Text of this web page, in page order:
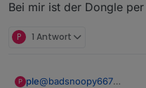
scheint so, als ob der
ich spiele mal auf die
aber gerade nicht
Bei mir ist der Dongle
P 1 Antwort
P ple@badsnoopy667